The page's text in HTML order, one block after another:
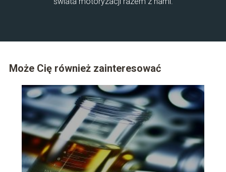
Może Cię również zainteresować